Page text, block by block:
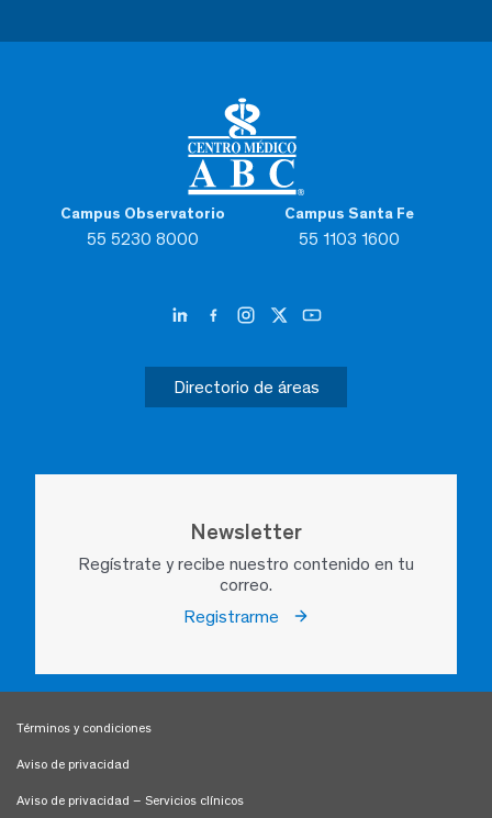
Campus Observatorio
55 5230 8000
Campus Santa Fe
55 1103 1600
Directorio de áreas
Newsletter
Regístrate y recibe nuestro contenido en tu
correo.
Registrarme
Términos y condiciones
Aviso de privacidad
Aviso de privacidad – Servicios clínicos